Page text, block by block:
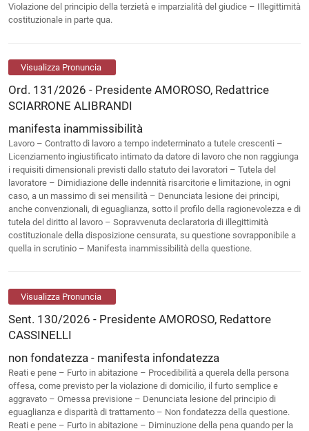
Violazione del principio della terzietà e imparzialità del giudice – Illegittimità
costituzionale in parte qua.
Visualizza Pronuncia
Ord. 131/2026 - Presidente AMOROSO, Redattrice
SCIARRONE ALIBRANDI
manifesta inammissibilità
Lavoro – Contratto di lavoro a tempo indeterminato a tutele crescenti –
Licenziamento ingiustificato intimato da datore di lavoro che non raggiunga
i requisiti dimensionali previsti dallo statuto dei lavoratori – Tutela del
lavoratore – Dimidiazione delle indennità risarcitorie e limitazione, in ogni
caso, a un massimo di sei mensilità – Denunciata lesione dei principi,
anche convenzionali, di eguaglianza, sotto il profilo della ragionevolezza e di
tutela del diritto al lavoro – Sopravvenuta declaratoria di illegittimità
costituzionale della disposizione censurata, su questione sovrapponibile a
quella in scrutinio – Manifesta inammissibilità della questione.
Visualizza Pronuncia
Sent. 130/2026 - Presidente AMOROSO, Redattore
CASSINELLI
non fondatezza - manifesta infondatezza
Reati e pene – Furto in abitazione – Procedibilità a querela della persona
offesa, come previsto per la violazione di domicilio, il furto semplice e
aggravato – Omessa previsione – Denunciata lesione del principio di
eguaglianza e disparità di trattamento – Non fondatezza della questione.
Reati e pene – Furto in abitazione – Diminuzione della pena quando per la